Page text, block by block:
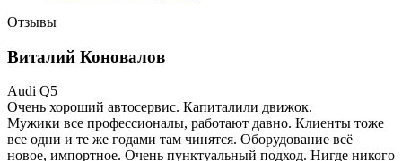
Отзывы
Виталий Коновалов
Audi Q5
Очень хороший автосервис. Капиталили движок.
Мужики все профессионалы, работают давно. Клиенты тоже
все одни и те же годами там чинятся. Оборудование всё
новое, импортное. Очень пунктуальный подход. Нигде никого